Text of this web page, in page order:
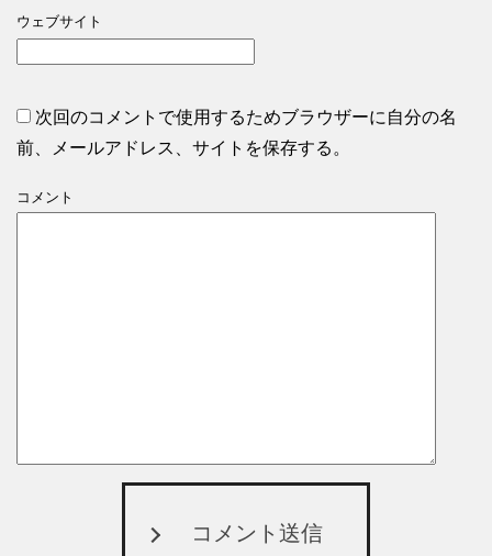
ウェブサイト
次回のコメントで使用するためブラウザーに自分の名
前、メールアドレス、サイトを保存する。
コメント
コメント送信